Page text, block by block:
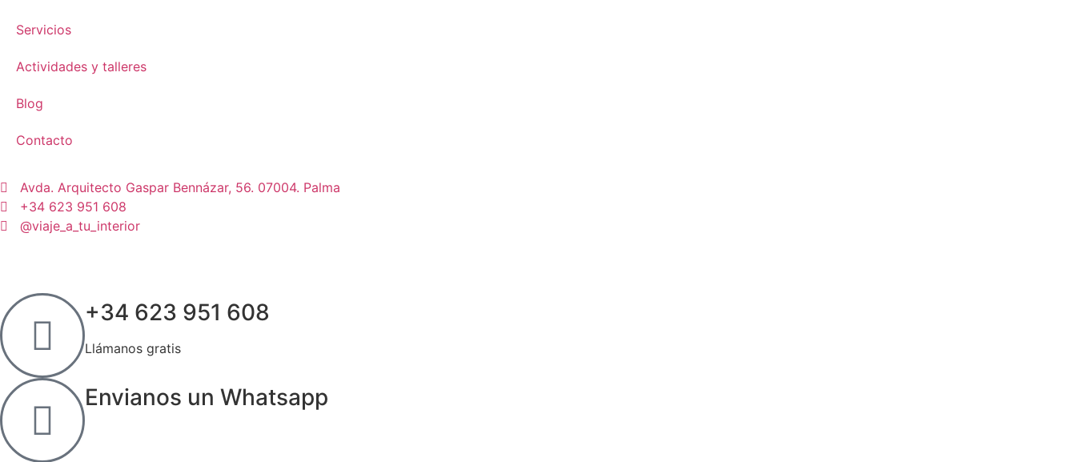
Servicios
Actividades y talleres
Blog
Contacto
Avda. Arquitecto Gaspar Bennázar, 56. 07004. Palma
+34 623 951 608
@viaje_a_tu_interior
+34 623 951 608
Llámanos gratis
Envianos un Whatsapp